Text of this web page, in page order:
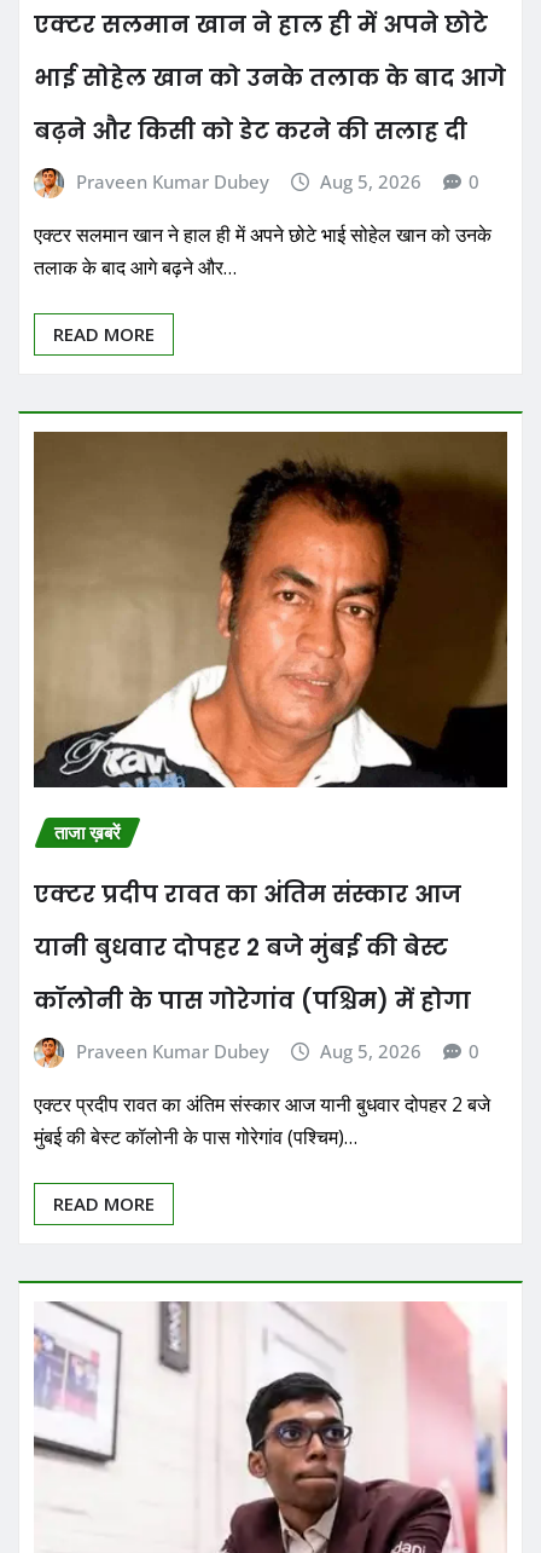
एक्टर सलमान खान ने हाल ही में अपने छोटे
भाई सोहेल खान को उनके तलाक के बाद आगे
बढ़ने और किसी को डेट करने की सलाह दी
Praveen Kumar Dubey Aug 5, 2026 0
एक्टर सलमान खान ने हाल ही में अपने छोटे भाई सोहेल खान को उनके
तलाक के बाद आगे बढ़ने और…
READ MORE
ताजा ख़बरें
एक्टर प्रदीप रावत का अंतिम संस्कार आज
यानी बुधवार दोपहर 2 बजे मुंबई की बेस्ट
कॉलोनी के पास गोरेगांव (पश्चिम) में होगा
Praveen Kumar Dubey Aug 5, 2026 0
एक्टर प्रदीप रावत का अंतिम संस्कार आज यानी बुधवार दोपहर 2 बजे
मुंबई की बेस्ट कॉलोनी के पास गोरेगांव (पश्चिम)…
READ MORE